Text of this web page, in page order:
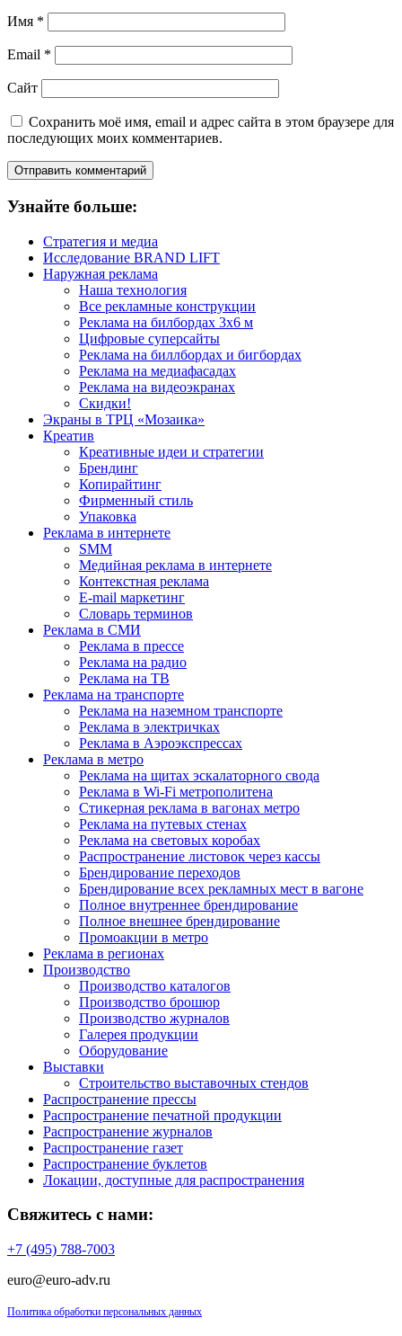
Имя *
Email *
Сайт
Сохранить моё имя, email и адрес сайта в этом браузере для
последующих моих комментариев.
Узнайте больше:
Стратегия и медиа
Исследование BRAND LIFT
Наружная реклама
Наша технология
Все рекламные конструкции
Реклама на билбордах 3х6 м
Цифровые суперсайты
Реклама на биллбордах и бигбордах
Реклама на медиафасадах
Реклама на видеоэкранах
Скидки!
Экраны в ТРЦ «Мозаика»
Креатив
Креативные идеи и стратегии
Брендинг
Копирайтинг
Фирменный стиль
Упаковка
Реклама в интернете
SMM
Медийная реклама в интернете
Контекстная реклама
E-mail маркетинг
Словарь терминов
Реклама в СМИ
Реклама в прессе
Реклама на радио
Реклама на ТВ
Реклама на транспорте
Реклама на наземном транспорте
Реклама в электричках
Реклама в Аэроэкспрессах
Реклама в метро
Реклама на щитах эскалаторного свода
Реклама в Wi-Fi метрополитена
Стикерная реклама в вагонах метро
Реклама на путевых стенах
Реклама на световых коробах
Распространение листовок через кассы
Брендирование переходов
Брендирование всех рекламных мест в вагоне
Полное внутреннее брендирование
Полное внешнее брендирование
Промоакции в метро
Реклама в регионах
Производство
Производство каталогов
Производство брошюр
Производство журналов
Галерея продукции
Оборудование
Выставки
Строительство выставочных стендов
Распространение прессы
Распространение печатной продукции
Распространение журналов
Распространение газет
Распространение буклетов
Локации, доступные для распространения
Свяжитесь с нами:
+7 (495) 788-7003
euro@euro-adv.ru
Политика обработки персональных данных